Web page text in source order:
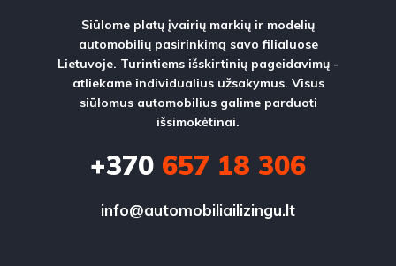
Siūlome platų įvairių markių ir modelių
automobilių pasirinkimą savo filialuose
Lietuvoje. Turintiems išskirtinių pageidavimų -
atliekame individualius užsakymus. Visus
siūlomus automobilius galime parduoti
išsimokėtinai.
+370 657 18 306
info@automobiliailizingu.lt